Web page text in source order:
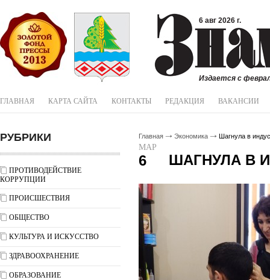
6 авг 2026 г.
Издается с
ГЛАВНАЯ КАРТА САЙТА КОНТАКТЫ РЕДАКЦИЯ ВАКАНСИИ
РУБРИКИ
ПРОТИВОДЕЙСТВИЕ
КОРРУПЦИИ
ПРОИСШЕСТВИЯ
ОБЩЕСТВО
КУЛЬТУРА И ИСКУССТВО
ЗДРАВООХРАНЕНИЕ
ОБРАЗОВАНИЕ
Главная Экономика Шагнула в
МАР
6 ШАГНУЛА В